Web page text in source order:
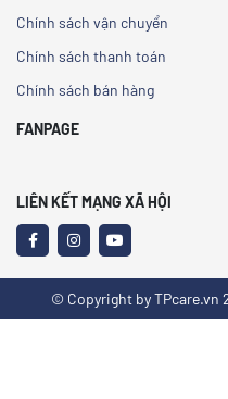
Chính sách vận chuyển
Chính sách thanh toán
Chính sách bán hàng
FANPAGE
LIÊN KẾT MẠNG XÃ HỘI
© Copyright by TPcare.vn